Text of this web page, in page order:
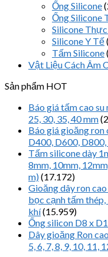
Ống Silicone
Ống Silicone
Silicone
Silicone Y Tế
Tấm Silicone
Vật Liệu Cách Âm
Sản phẩm HOT
Báo giá tấm cao su
25, 30, 35, 40 mm
Báo giá gioăng ron
D400, D600,
Tấm silicone dày
8mm, 10mm,
m)(17.172)
Gioăng dây ron
bọc cạnh tấm
khí(15.959)
Ống silicon D8 x
Dây gioăng Ron
5, 6, 7, 8, 9, 10, 11,